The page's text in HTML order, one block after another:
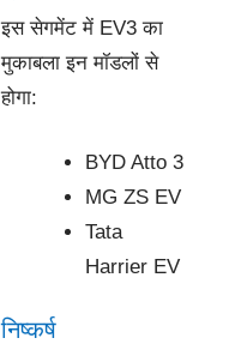
इस सेगमेंट में EV3 का
मुकाबला इन मॉडलों से
होगा:
BYD Atto 3
MG ZS EV
Tata
Harrier EV
निष्कर्ष